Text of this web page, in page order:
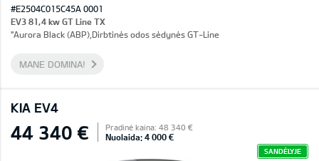
#E2504C015C45A 0001
EV3 81,4 kw GT Line TX
"Aurora Black (ABP),Dirbtinės odos sėdynės GT-Line
MANE DOMINA!
KIA EV4
44 340 € Pradinė kaina: 48 340 €
Nuolaida: 4 000 €
SANDĖLYJE